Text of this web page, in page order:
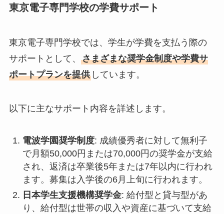
東京電子専門学校の学費サポート
東京電子専門学校では、学生が学費を支払う際の
サポートとして、 さまざまな奨学金制度や学費サ
ポートプランを提供しています。
以下に主なサポート内容を詳述します。
電波学園奨学制度: 成績優秀者に対して無利子
で月額50,000円または70,000円の奨学金が支給
され、返済は卒業後5年または7年以内に行われ
ます。募集は入学後の6月上旬に行われます。
日本学生支援機構奨学金: 給付型と貸与型があ
り、給付型は世帯の収入や資産に基づいて支給